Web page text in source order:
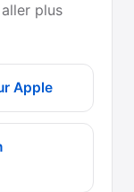
plus
Apple